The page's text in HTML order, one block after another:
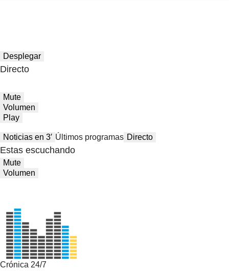
Desplegar
Directo
Mute
Volumen
Play
Noticias en 3′ Últimos programas Directo
Estas escuchando
Mute
Volumen
Crónica 24/7